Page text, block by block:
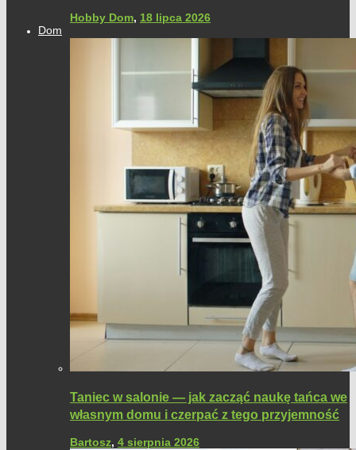
Hobby Dom, 18 lipca 2026
Dom
Taniec w salonie — jak zacząć naukę tańca we
własnym domu i czerpać z tego przyjemność
Bartosz, 4 sierpnia 2026